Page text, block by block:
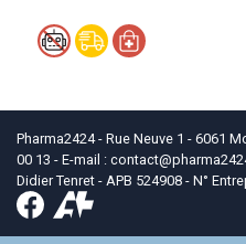
Pharma2424 - Rue Neuve 1 - 6061
00 13 - E-mail : contact@
Didier Tenret - APB 524908 - N°